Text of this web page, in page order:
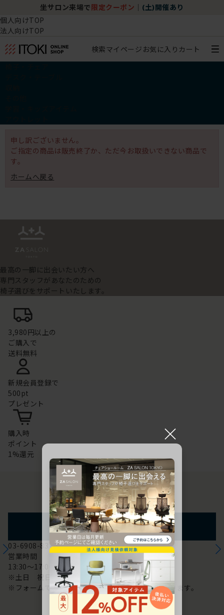
坐サロン来場で 限定クーポン (土)開催あり
個人向けTOP
法人向けTOP
検索マイページ お気に入り カート
申し訳ございません。
ご指定の商品は販売終了か、ただ今お取扱いできない商品で
す。
ホームへ戻る
最高の一脚に出会いたい方へ
専門スタッフがあなたのための
椅子選びをサポートいたします。
3,980円以上の
ご購入で
送料無料
新規会員登録で
500pt
プレゼント
購入時
ポイント
1%還元
お問い合わせ
フォームからのお問い合わせ
03-6908-8370
営業時間
13:30～17:00
※土日 祝日は休み
※フォームでのお問い合わせは24時間対応しております。
×